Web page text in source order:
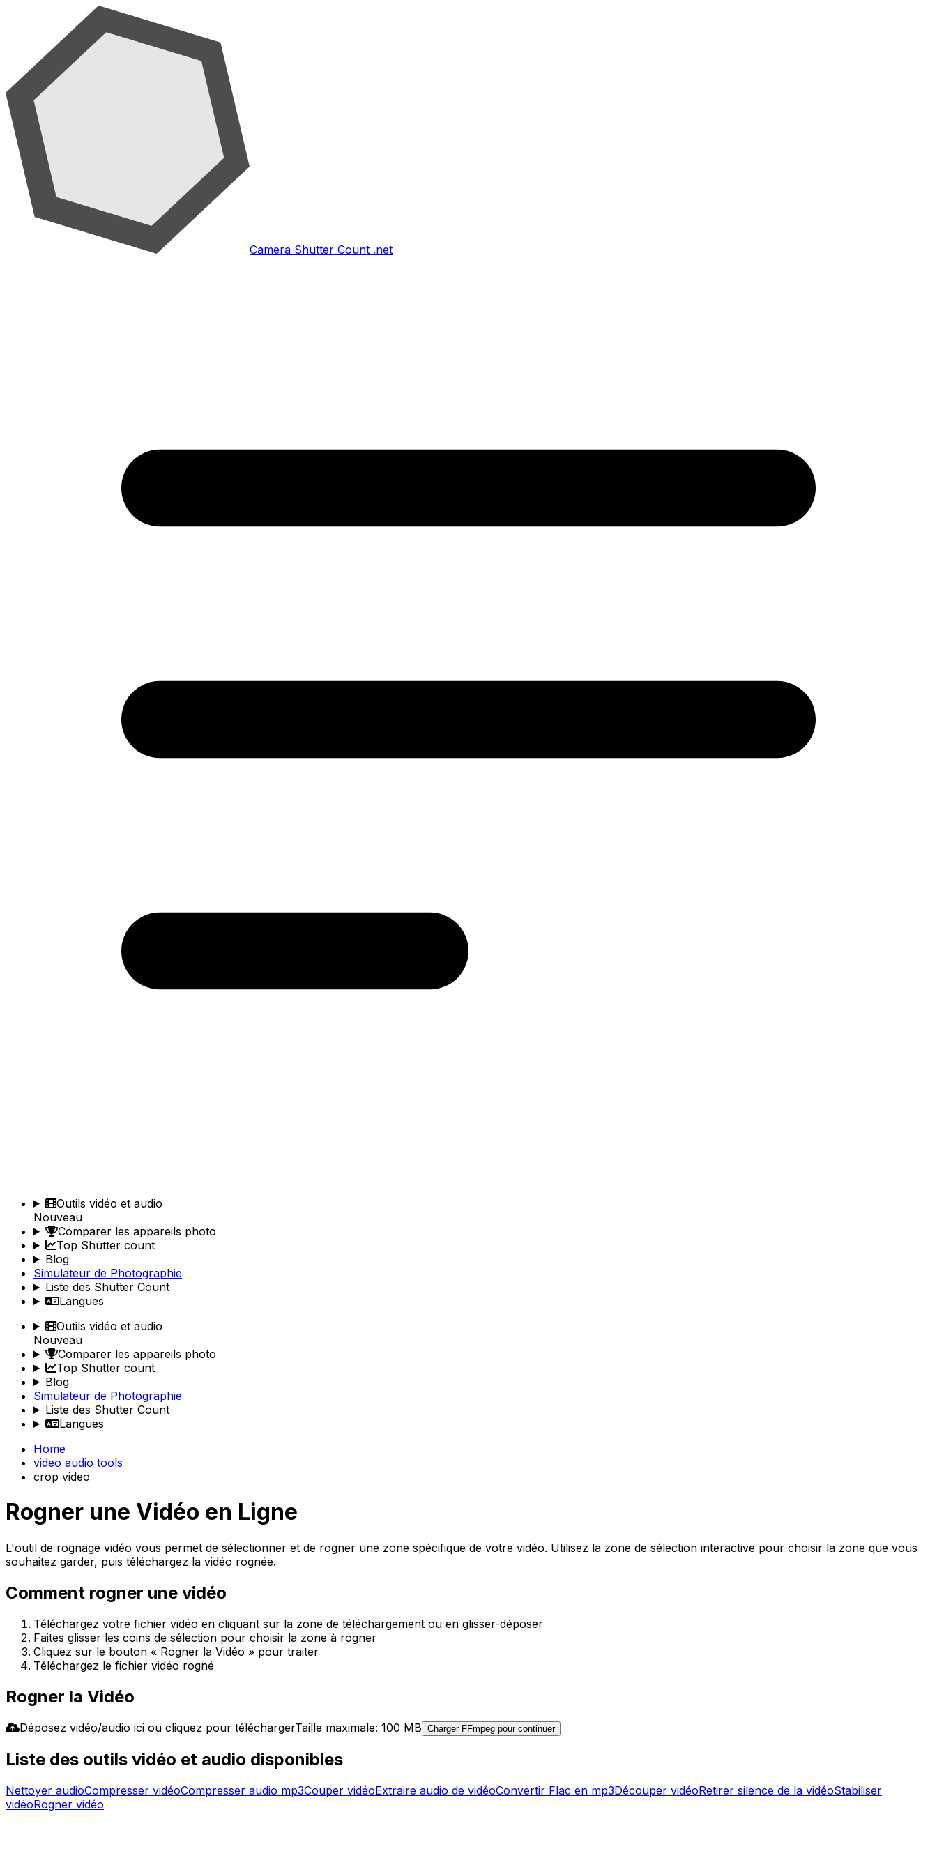
Camera Shutter Count .net
Outils vidéo et audio
Nouveau
Comparer les appareils photo
Top Shutter count
Blog
Simulateur de Photographie
Liste des Shutter Count
Langues
Outils vidéo et audio
Nouveau
Comparer les appareils photo
Top Shutter count
Blog
Simulateur de Photographie
Liste des Shutter Count
Langues
Home
video audio tools
crop video
Rogner une Vidéo en Ligne
L'outil de rognage vidéo vous permet de sélectionner et de rogner une zone spécifique de votre vidéo. Utilisez la zone de sélection interactive pour choisir la zone que vous
souhaitez garder, puis téléchargez la vidéo rognée.
Comment rogner une vidéo
Téléchargez votre fichier vidéo en cliquant sur la zone de téléchargement ou en glisser-déposer
Faites glisser les coins de sélection pour choisir la zone à rogner
Cliquez sur le bouton « Rogner la Vidéo » pour traiter
Téléchargez le fichier vidéo rogné
Rogner la Vidéo
Déposez vidéo/audio ici ou cliquez pour téléchargerTaille maximale: 100 MB Charger FFmpeg pour continuer
Liste des outils vidéo et audio disponibles
Nettoyer audioCompresser vidéoCompresser audio mp3Couper vidéoExtraire audio de vidéoConvertir Flac en mp3Découper vidéoRetirer silence de la vidéoStabiliser
vidéoRogner vidéo